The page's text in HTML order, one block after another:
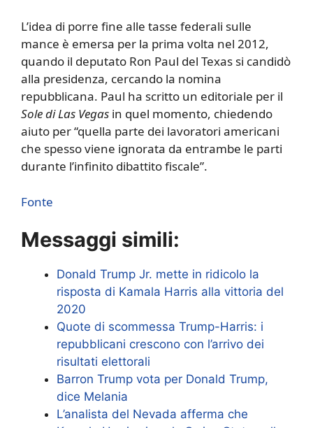
L’idea di porre fine alle tasse federali sulle
mance è emersa per la prima volta nel 2012,
quando il deputato Ron Paul del Texas si candidò
alla presidenza, cercando la nomina
repubblicana. Paul ha scritto un editoriale per il
Sole di Las Vegas in quel momento, chiedendo
aiuto per “quella parte dei lavoratori americani
che spesso viene ignorata da entrambe le parti
durante l’infinito dibattito fiscale”.
Fonte
Messaggi simili:
Donald Trump Jr. mette in ridicolo la
risposta di Kamala Harris alla vittoria del
2020
Quote di scommessa Trump-Harris: i
repubblicani crescono con l’arrivo dei
risultati elettorali
Barron Trump vota per Donald Trump,
dice Melania
L’analista del Nevada afferma che